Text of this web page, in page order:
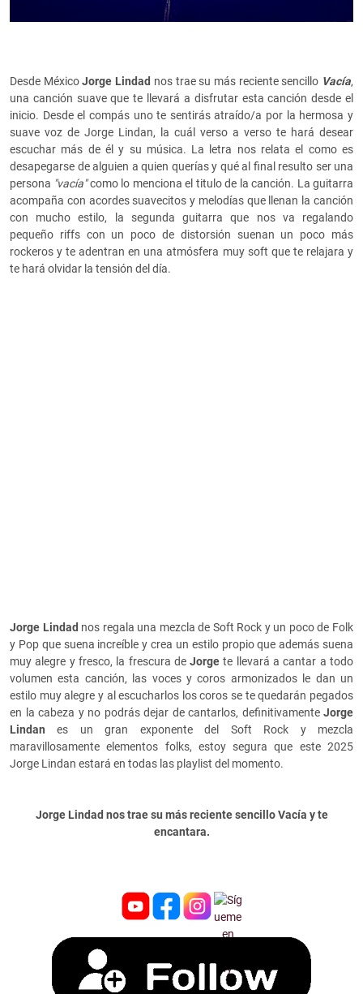
Desde MéxicoJorge Lindad nos trae su más reciente sencillo Vacía,
una canción suave que te llevará a disfrutar esta canción desde el
inicio. Desde el compás uno te sentirás atraído/a por la hermosa y
suave voz de Jorge Lindan, la cuál verso a verso te hará desear
escuchar más de él y su música. La letra nos relata el como es
desapegarse de alguien a quien querías y qué al final resulto ser una
persona "vacía"como lo menciona el titulo de la canción. La guitarra
acompaña con acordes suavecitos y melodías que llenan la canción
con mucho estilo, la segunda guitarra que nos va regalando
pequeño riffs con un poco de distorsión suenan un poco más
rockeros y te adentran en una atmósfera muy soft que te relajara y
te hará olvidar la tensión del día.
Jorge Lindad nos regala una mezcla de Soft Rock y un poco de Folk
y Pop que suena increíble y crea un estilo propio que además suena
muy alegre y fresco, la frescura deJorgete llevará a cantar a todo
volumen esta canción, las voces y coros armonizados le dan un
estilo muy alegre y al escucharlos los coros se te quedarán pegados
en la cabeza y no podrás dejar de cantarlos, definitivamenteJorge
Lindan es un gran exponente del Soft Rock y mezcla
maravillosamente elementos folks, estoy segura que este 2025
Jorge Lindan estará en todas las playlist del momento.
Jorge Lindad nos trae su más reciente sencillo Vacía y te
encantara.